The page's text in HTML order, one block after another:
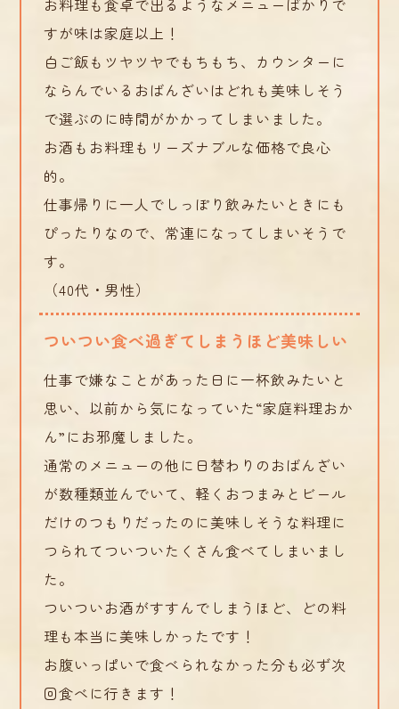
お料理も食卓で出るようなメニューばかりで
すが味は家庭以上！
白ご飯もツヤツヤでもちもち、カウンターに
ならんでいるおばんざいはどれも美味しそう
で選ぶのに時間がかかってしまいました。
お酒もお料理もリーズナブルな価格で良心
的。
仕事帰りに一人でしっぽり飲みたいときにも
ぴったりなので、常連になってしまいそうで
す。
（40代・男性）
ついつい食べ過ぎてしまうほど美味しい
仕事で嫌なことがあった日に一杯飲みたいと
思い、以前から気になっていた“家庭料理おか
ん”にお邪魔しました。
通常のメニューの他に日替わりのおばんざい
が数種類並んでいて、軽くおつまみとビール
だけのつもりだったのに美味しそうな料理に
つられてついついたくさん食べてしまいまし
た。
ついついお酒がすすんでしまうほど、どの料
理も本当に美味しかったです！
お腹いっぱいで食べられなかった分も必ず次
回食べに行きます！